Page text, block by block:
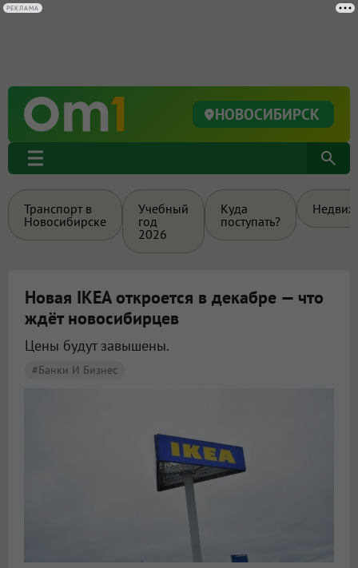
НОВОСИБИРСК
Транспорт в
Новосибирске
Учебный
год
2026
Куда
поступать?
Новая IKEA откроется в декабре — что
ждёт новосибирцев
Цены будут завышены.
#Банки И Бизнес
РЕКЛАМА